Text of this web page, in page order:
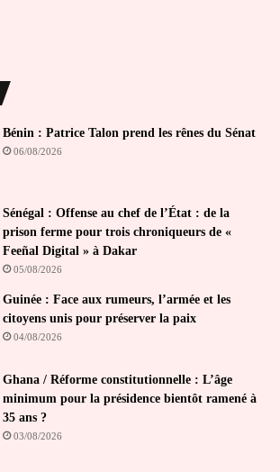
Bénin : Patrice Talon prend les rênes du Sénat
06/08/2026
Sénégal : Offense au chef de l’État : de la
prison ferme pour trois chroniqueurs de «
Feeñal Digital » à Dakar
05/08/2026
Guinée : Face aux rumeurs, l’armée et les
citoyens unis pour préserver la paix
04/08/2026
Ghana / Réforme constitutionnelle : L’âge
minimum pour la présidence bientôt ramené à
35 ans ?
03/08/2026